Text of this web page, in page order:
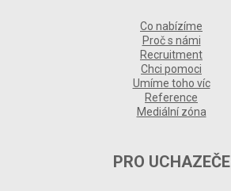
Co nabízíme
Proč s námi
Recruitment
Chci pomoci
Umíme toho víc
Reference
Mediální zóna
PRO UCHAZEČE